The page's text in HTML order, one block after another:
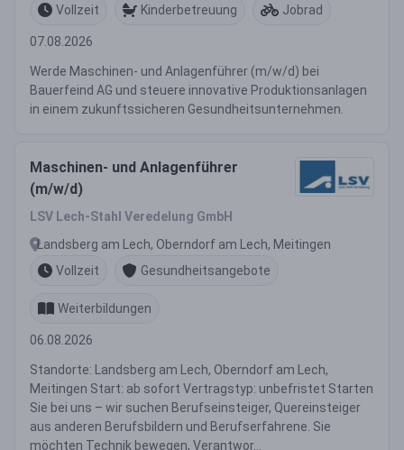
Vollzeit
Kinderbetreuung Jobrad
07.08.2026
Werde Maschinen- und Anlagenführer (m/w/d) bei
Bauerfeind AG und steuere innovative Produktionsanlagen
in einem zukunftssicheren Gesundheitsunternehmen.
Maschinen- und Anlagenführer
(m/w/d)
LSV Lech-Stahl Veredelung GmbH
Landsberg am Lech, Oberndorf am Lech, Meitingen
Vollzeit
Gesundheitsangebote
Weiterbildungen
06.08.2026
Standorte: Landsberg am Lech, Oberndorf am Lech,
Meitingen Start: ab sofort Vertragstyp: unbefristet Starten
Sie bei uns – wir suchen Berufseinsteiger, Quereinsteiger
aus anderen Berufsbildern und Berufserfahrene. Sie
möchten Technik bewegen, Verantwor...